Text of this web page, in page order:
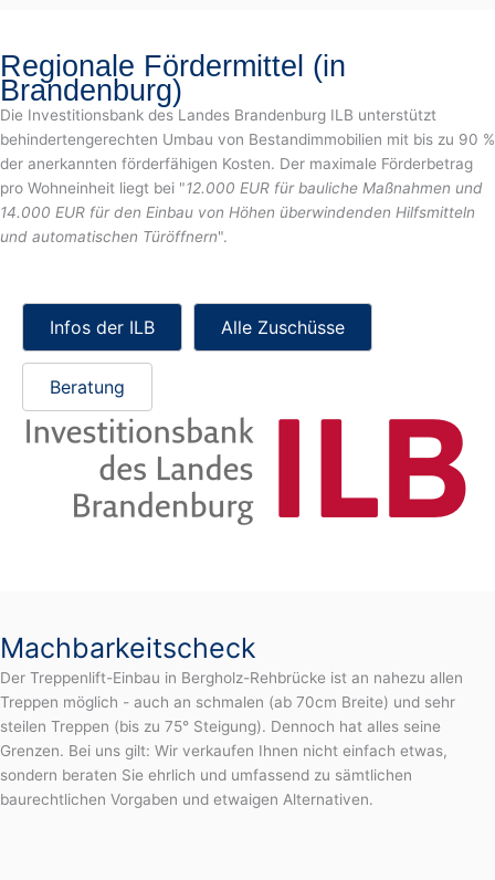
Regionale Fördermittel (in
Brandenburg)
Die Investitionsbank des Landes Brandenburg ILB unterstützt
behindertengerechten Umbau von Bestandimmobilien mit bis zu 90 %
der anerkannten förderfähigen Kosten. Der maximale Förderbetrag
pro Wohneinheit liegt bei "12.000 EUR für bauliche Maßnahmen und
14.000 EUR für den Einbau von Höhen überwindenden Hilfsmitteln
und automatischen Türöffnern".
Infos der ILB Alle Zuschüsse
Beratung
Machbarkeitscheck
Der Treppenlift-Einbau in Bergholz-Rehbrücke ist an nahezu allen
Treppen möglich - auch an schmalen (ab 70cm Breite) und sehr
steilen Treppen (bis zu 75° Steigung). Dennoch hat alles seine
Grenzen. Bei uns gilt: Wir verkaufen Ihnen nicht einfach etwas,
sondern beraten Sie ehrlich und umfassend zu sämtlichen
baurechtlichen Vorgaben und etwaigen Alternativen.